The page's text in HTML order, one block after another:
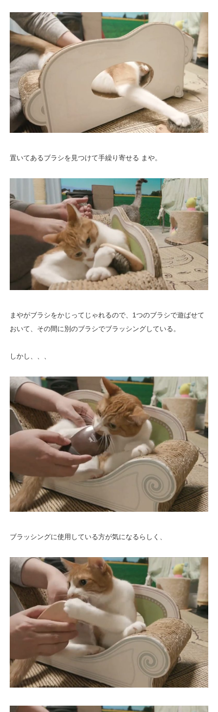
置いてあるブラシを見つけて手繰り寄せる まや。
まやがブラシをかじってじゃれるので、1つのブラシで遊ばせて
おいて、その間に別のブラシでブラッシングしている。
しかし、、、
ブラッシングに使用している方が気になるらしく、